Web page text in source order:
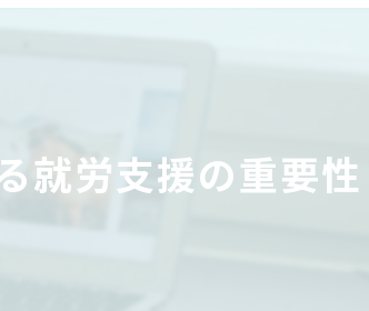
動画編集
就労支援の重要性